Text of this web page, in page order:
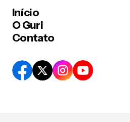
Início
O Guri
Contato